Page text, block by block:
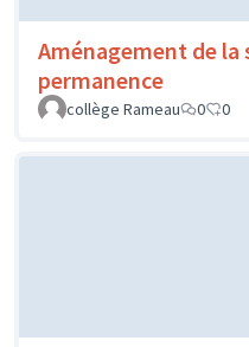
Aménagement de la
permanence
collège Rameau
0 0